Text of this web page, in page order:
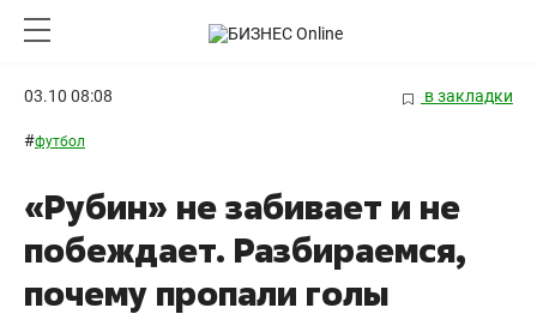
03.10 08:08 в закладки
#футбол
«Рубин» не забивает и не
побеждает. Разбираемся,
почему пропали голы